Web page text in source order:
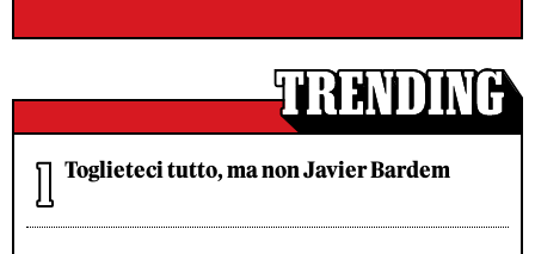
Toglieteci tutto, ma non Javier Bardem